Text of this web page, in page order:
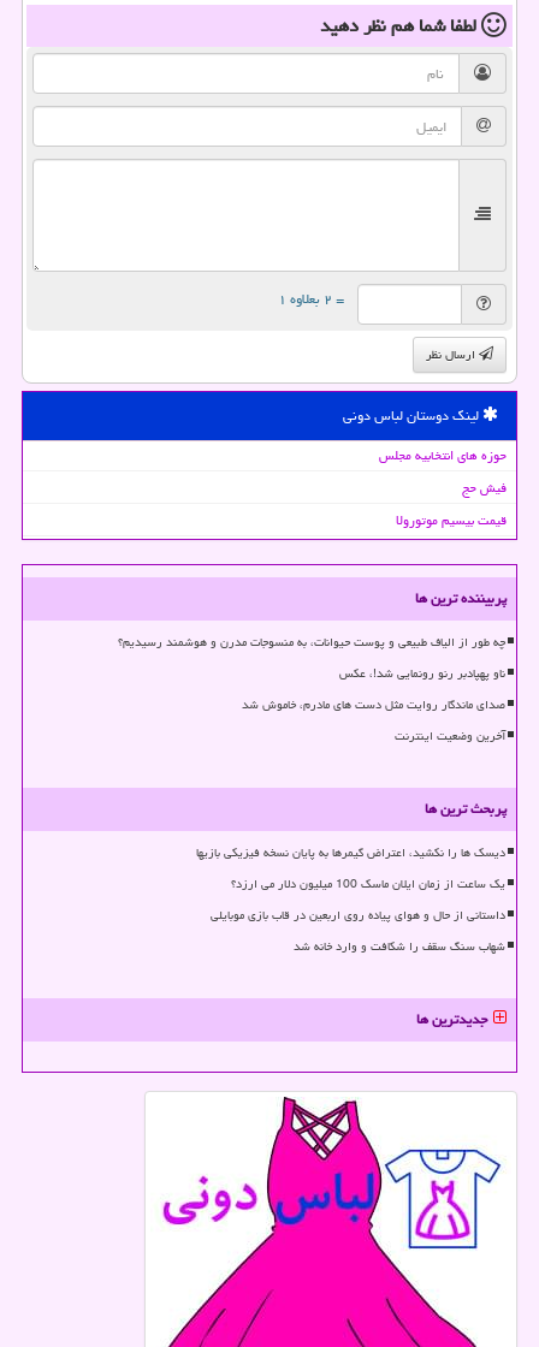
لطفا شما همنظر دهید
= ۲ بعلاوه ۱
ارسال نظر
لینک دوستان لباس دونی
حوزه های انتخابیه مجلس
فیش حج
قیمت بیسیم موتورولا
پربیننده ترین ها
چه طور از الیاف طبیعی و پوست حیوانات، به منسوجات مدرن و هوشمند رسیدیم؟
ناو پهپادبر رنو رونمایی شد!، عکس
صدای ماندگار روایت مثل دست های مادرم، خاموش شد
آخرین وضعیت اینترنت
پربحث ترین ها
دیسک ها را نکشید، اعتراض گیمرها به پایان نسخه فیزیکی بازیها
یک ساعت از زمان ایلان ماسک 100 میلیون دلار می ارزد؟
داستانی از حال و هوای پیاده روی اربعین در قاب بازی موبایلی
شهاب سنگ سقف را شکافت و وارد خانه شد
جدیدترین ها